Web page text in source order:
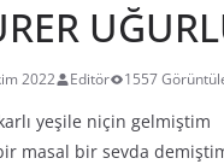
2022 Editör 1557
yeşile niçin gelmiştim
masal bir sevda